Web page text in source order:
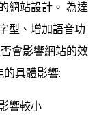
網站設計。 為達
型、增加語音功
會影響網站的效
具體影響:
響較小